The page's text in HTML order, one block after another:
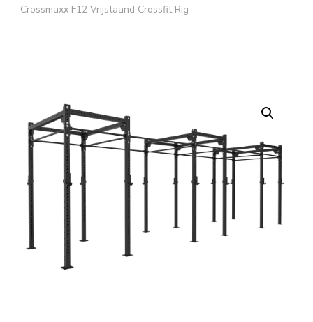
Crossmaxx F12 Vrijstaand Crossfit Rig